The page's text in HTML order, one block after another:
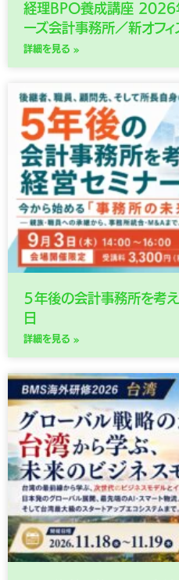
経理BPO養成講座 2026
ーズ会計事務所／新オフ
詳細を見る »
５年後の会計事務所を考
日
詳細を見る »